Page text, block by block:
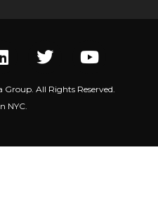
All Rights Reserved.
NYC.